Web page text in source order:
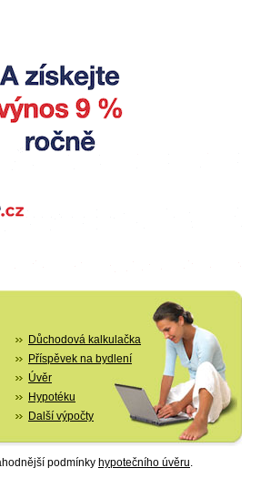
Důchodová kalkulačka
Příspěvek na bydlení
Úvěr
Hypotéku
Další výpočty
podmínky hypotečního úvěru.